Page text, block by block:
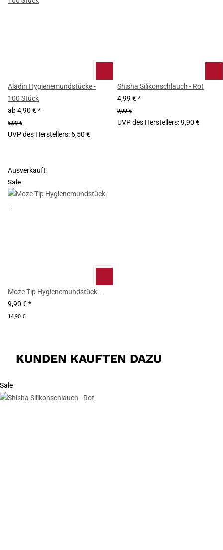
Aladin Hygienemundstücke -
100 Stück
ab4,90 €*
5,90 €
UVP des Herstellers: 6,50 €
Shisha Silikonschlauch - Rot
4,99 €*
9,99 €
UVP des Herstellers:9,90 €
Ausverkauft
Sale
Moze Tip Hygienemundstück -
9,90 €*
14,90 €
KUNDEN KAUFTEN DAZU
Sale